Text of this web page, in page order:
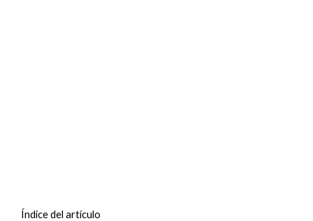
Índice del artículo